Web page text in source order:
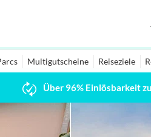
Multigutscheine Reiseziele
Über 96% Einlösbarkeit